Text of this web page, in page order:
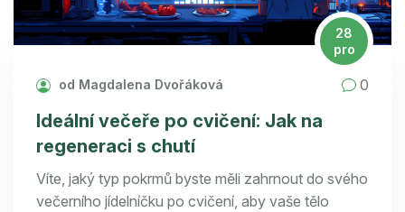
28
pro
od Magdalena Dvořáková 0
Ideální večeře po cvičení: Jak na
regeneraci s chutí
Víte, jaký typ pokrmů byste měli zahrnout do svého
večerního jídelníčku po cvičení, aby vaše tělo